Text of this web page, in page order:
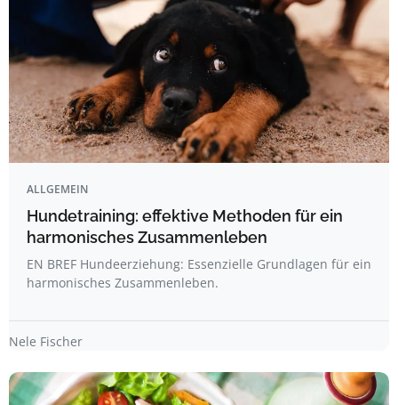
ALLGEMEIN
Hundetraining: effektive Methoden für ein
harmonisches Zusammenleben
EN BREF Hundeerziehung: Essenzielle Grundlagen für ein
harmonisches Zusammenleben.
Nele Fischer